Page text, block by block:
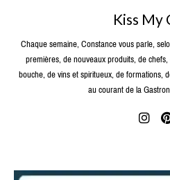
Kiss My
Chaque semaine, Constance vous parle,
premières, de nouveaux produits, de
bouche, de vins et spiritueux, de
au courant de la